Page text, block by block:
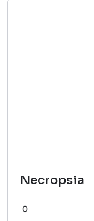
Necropsia
0